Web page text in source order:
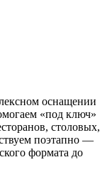
оснащении
«под ключ»
столовых,
поэтапно —
формата до